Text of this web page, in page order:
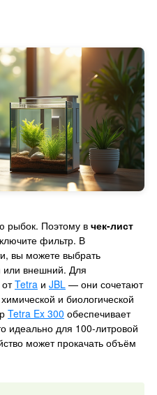
рыбок. Поэтому в чек-лист
фильтр. В
вы можете выбрать
или внешний. Для
Tetra и JBL — они сочетают
и биологической
Tetra Ex 300 обеспечивает
идеально для 100-литровой
может прокачать объём